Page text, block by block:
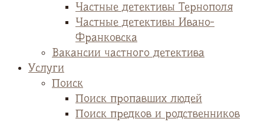
Частные детективы Тернополя
Частные детективы Ивано-
Франковска
Вакансии частного детектива
Услуги
Поиск
Поиск пропавших людей
Поиск предков и родственников